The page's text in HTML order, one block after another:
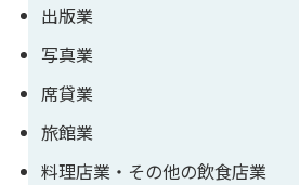
出版業
写真業
席貸業
旅館業
料理店業・その他の飲食店業